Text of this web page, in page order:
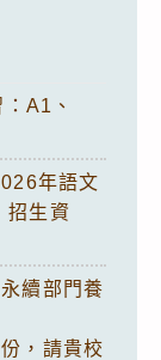
A1、
年語文
招生資
續部門養
，請貴校